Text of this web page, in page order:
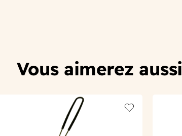
Vous aimerez aussi